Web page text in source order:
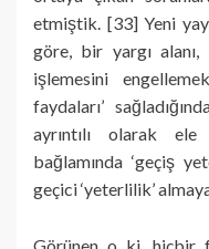
etmiştik. [33] Yeni
göre, bir yargı alanı,
işlemesini
faydaları’
ayrıntılı olarak ele
bağlamında ‘geçiş
geçici ‘yeterlilik’